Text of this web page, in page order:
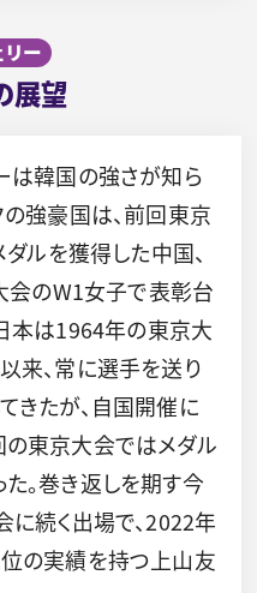
リー
展望
は韓国の強さが知ら
の強豪国は、前回東京
ルを獲得した中国、
会のW1女子で表彰台
本は1964年の東京大
来、常に選手を送り
きたが、自国開催に
東京大会ではメダル
。巻き返しを期す今
に続く出場で、2022年
の実績を持つ上山友